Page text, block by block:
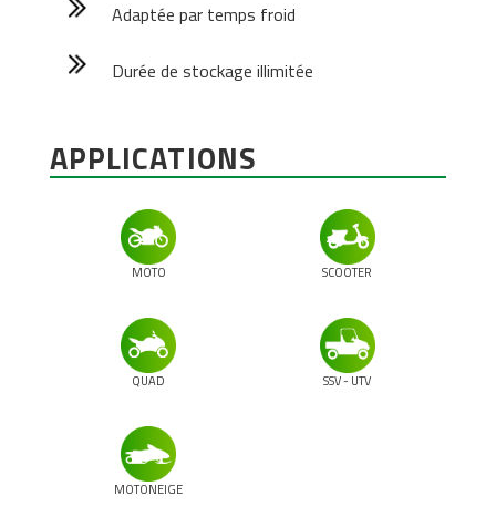
Adaptée par temps froid
Durée de stockage illimitée
APPLICATIONS
MOTO SCOOTER
QUAD SSV - UTV
MOTONEIGE